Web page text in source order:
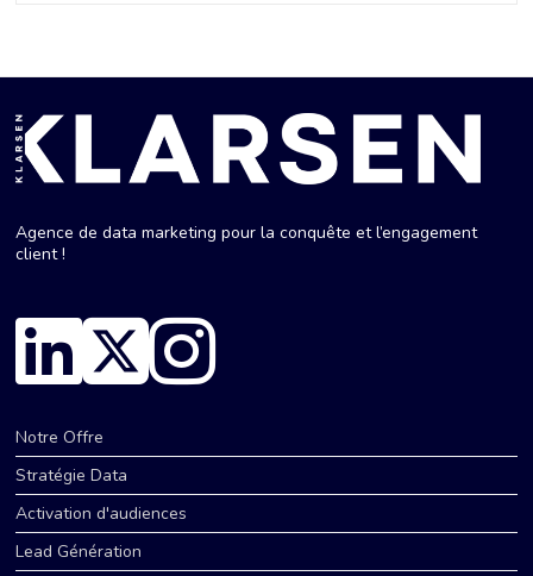
Agence de data marketing pour la conquête et l’engagement
client !
Notre Offre
Stratégie Data
Activation d'audiences
Lead Génération